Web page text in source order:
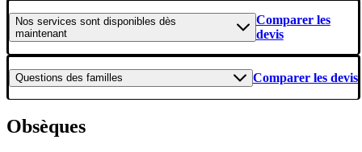
Nos services sont disponibles dès
maintenant
Comparer les
devis
Questions des familles Comparer les devis
Obsèques